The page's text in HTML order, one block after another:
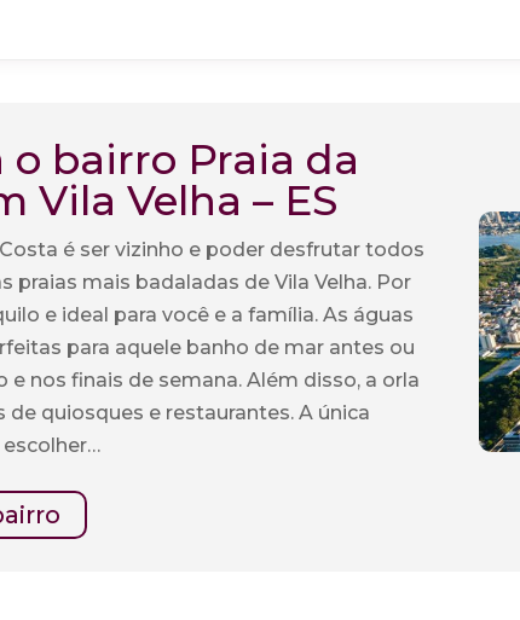
o bairro Praia da
Vila Velha – ES
é ser vizinho e poder desfrutar todos
praias mais badaladas de Vila Velha. Por
e ideal para você e a família. As águas
para aquele banho de mar antes ou
e nos finais de semana. Além disso, a orla
quiosques e restaurantes. A única